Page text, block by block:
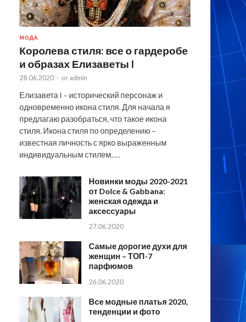
МОДА
Королева стиля: все о гардеробе
и образах Елизаветы I
28.06.2020 - от admin
Елизавета I – исторический персонаж и
одновременно икона стиля. Для начала я
предлагаю разобраться, что такое икона
стиля. Икона стиля по определению –
известная личность с ярко выраженным
индивидуальным стилем, …
Новинки моды 2020-2021
от Dolce & Gabbana:
женская одежда и
аксессуары
27.06.2020
Самые дорогие духи для
женщин – ТОП-7
парфюмов
26.06.2020
Все модные платья 2020,
тенденции и фото